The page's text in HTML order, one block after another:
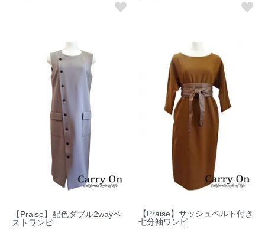
【Praise】配色ダブル2wayベ
ストワンピ
【Praise】サッシュベルト付き
七分袖ワンピ